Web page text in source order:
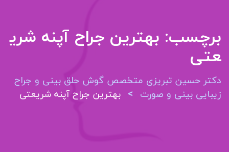
برچسب: بهترین جراح آپنه شری
عتی
دکتر حسین تبریزی متخصص گوش حلق بینی و جراح
زیبایی بینی و صورت > بهترین جراح آپنه شریعتی